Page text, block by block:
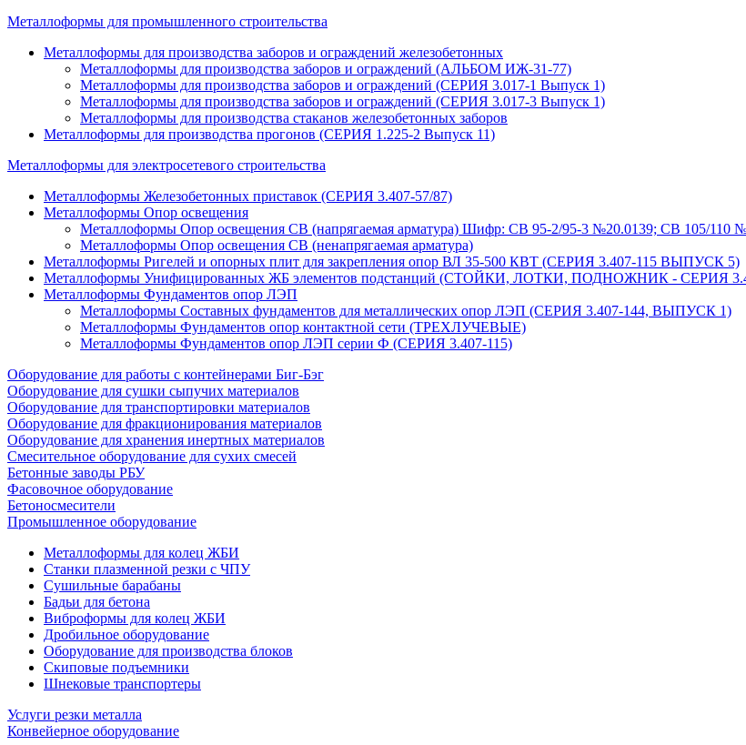
Металлоформы для промышленного строительства
Металлоформы для производства заборов и ограждений железобетонных
Металлоформы для производства заборов и ограждений (АЛЬБОМ ИЖ-31-77)
Металлоформы для производства заборов и ограждений (СЕРИЯ 3.017-1 Выпуск 1)
Металлоформы для производства заборов и ограждений (СЕРИЯ 3.017-3 Выпуск 1)
Металлоформы для производства стаканов железобетонных заборов
Металлоформы для производства прогонов (СЕРИЯ 1.225-2 Выпуск 11)
Металлоформы для электросетевого строительства
Металлоформы Железобетонных приставок (СЕРИЯ 3.407-57/87)
Металлоформы Опор освещения
Металлоформы Опор освещения СВ (напрягаемая арматура) Шифр: СВ 95-2/95-3 №20.0139; СВ 105/110
Металлоформы Опор освещения СВ (ненапрягаемая арматура)
Металлоформы Ригелей и опорных плит для закрепления опор ВЛ 35-500 КВТ (СЕРИЯ 3.407-115 ВЫПУСК 5)
Металлоформы Унифицированных ЖБ элементов подстанций (СТОЙКИ, ЛОТКИ, ПОДНОЖНИК - СЕРИЯ
Металлоформы Фундаментов опор ЛЭП
Металлоформы Составных фундаментов для металлических опор ЛЭП (СЕРИЯ 3.407-144, ВЫПУСК 1)
Металлоформы Фундаментов опор контактной сети (ТРЕХЛУЧЕВЫЕ)
Металлоформы Фундаментов опор ЛЭП серии Ф (СЕРИЯ 3.407-115)
Оборудование для работы с контейнерами Биг-Бэг
Оборудование для сушки сыпучих материалов
Оборудование для транспортировки материалов
Оборудование для фракционирования материалов
Оборудование для хранения инертных материалов
Смесительное оборудование для сухих смесей
Бетонные заводы РБУ
Фасовочное оборудование
Бетоносмесители
Промышленное оборудование
Металлоформы для колец ЖБИ
Станки плазменной резки с ЧПУ
Сушильные барабаны
Бадьи для бетона
Виброформы для колец ЖБИ
Дробильное оборудование
Оборудование для производства блоков
Скиповые подъемники
Шнековые транспортеры
Услуги резки металла
Конвейерное оборудование